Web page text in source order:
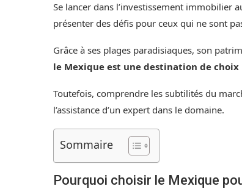
Se lancer dans l’investissement immobilier
présenter des défis pour ceux qui ne sont
Grâce à ses plages paradisiaques, son
le Mexique est une destination de
Toutefois, comprendre les subtilités du
l’assistance d’un expert dans le domaine.
Sommaire
Pourquoi choisir le Mexique